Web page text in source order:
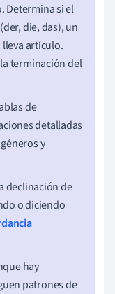
Determina si el
die, das), un
artículo.
terminación del
de
detalladas
y
declinación de
o diciendo
hay
patrones de